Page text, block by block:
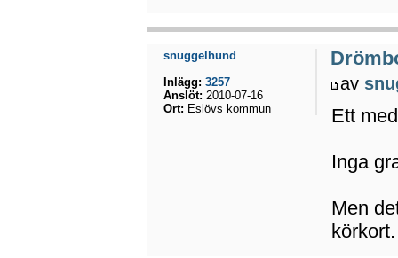
av
Ett
Inga
Men
körkort.
snuggelhund
Inlägg: 3257
Anslöt: 2010-07-16
Ort: Eslövs kommun